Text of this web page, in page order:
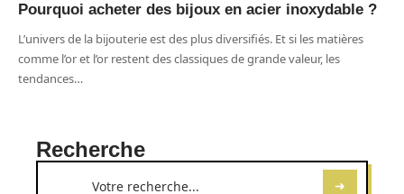
Pourquoi acheter des bijoux en acier inoxydable ?
L’univers de la bijouterie est des plus diversifiés. Et si les matières
comme l’or et l’or restent des classiques de grande valeur, les
tendances…
Recherche